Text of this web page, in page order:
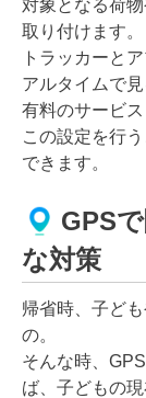
対象となる荷
取り付けます。
トラッカーと
アルタイムで見
有料のサービ
この設定を行
できます。
GPS
な対策
帰省時、子ど
の。
そんな時、
ば、子どもの